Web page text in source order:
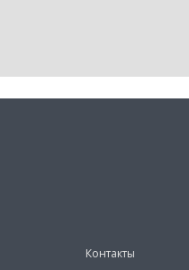
Контакты